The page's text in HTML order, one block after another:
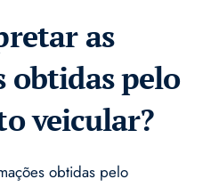
as
obtidas pelo
veicular?
obtidas pelo